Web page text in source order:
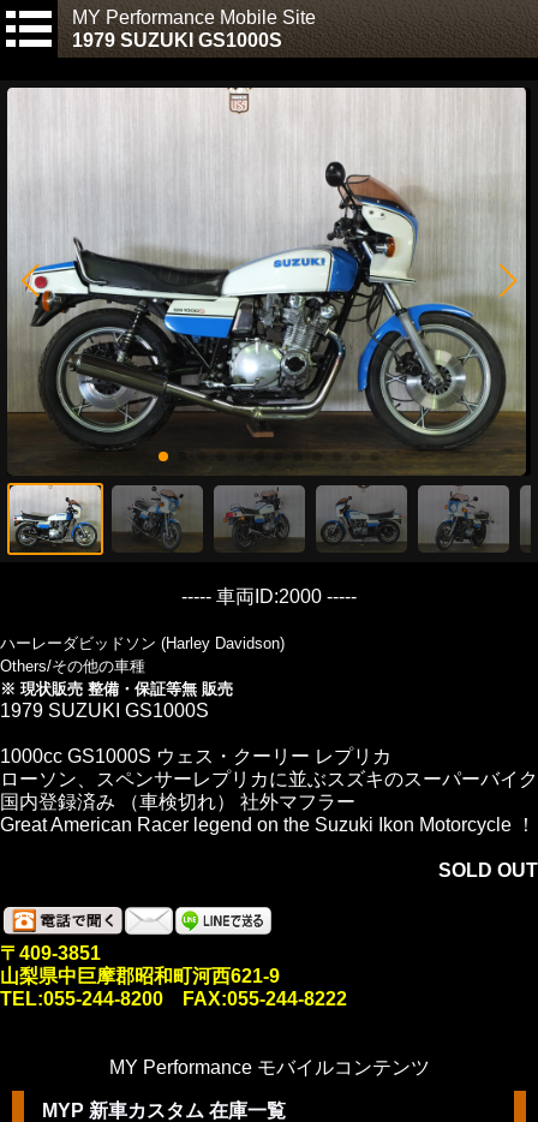
MY Performance Mobile Site
1979 SUZUKI GS1000S
----- 車両ID:2000 -----
ハーレーダビッドソン (Harley Davidson)
Others/その他の車種
※ 現状販売 整備・保証等無 販売
1979 SUZUKI GS1000S
1000cc GS1000S ウェス・クーリー レプリカ
ローソン、スペンサーレプリカに並ぶスズキのスーパーバイク
国内登録済み （車検切れ） 社外マフラー
Great American Racer legend on the Suzuki Ikon Motorcycle ！
SOLD OUT
〒409-3851
山梨県中巨摩郡昭和町河西621-9
TEL:055-244-8200 FAX:055-244-8222
MY Performance モバイルコンテンツ
MYP 新車カスタム 在庫一覧